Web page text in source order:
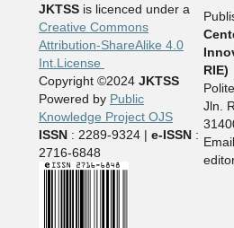
JKTSSis licenced under a
Creative Commons
Attribution-ShareAlike 4.0
Int.License
Copyright ©2024 JKTSS
Powered by Public
Knowledge Project OJS
ISSN: 2289-9324 | e-ISSN:
2716-6848
RIE)
Jln.